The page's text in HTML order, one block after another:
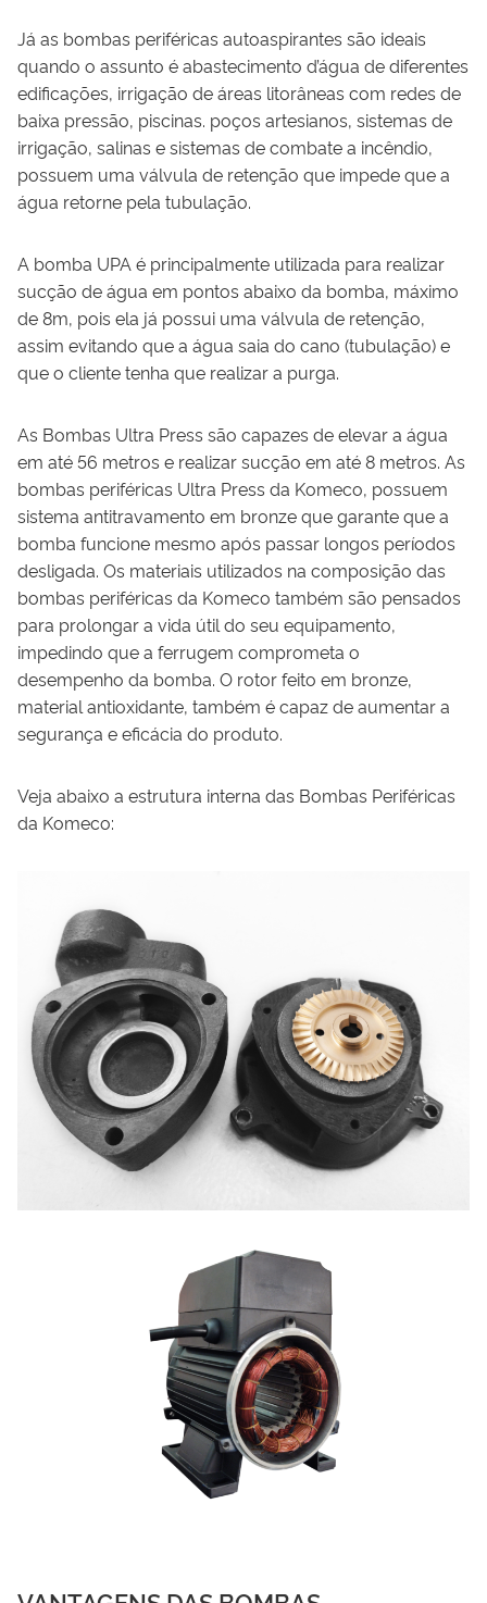
Já as bombas periféricas autoaspirantes são ideais
quando o assunto é abastecimento d’água de diferentes
edificações, irrigação de áreas litorâneas com redes de
baixa pressão, piscinas. poços artesianos, sistemas de
irrigação, salinas e sistemas de combate a incêndio,
possuem uma válvula de retenção que impede que a
água retorne pela tubulação.
A bomba UPA é principalmente utilizada para realizar
sucção de água em pontos abaixo da bomba, máximo
de 8m, pois ela já possui uma válvula de retenção,
assim evitando que a água saia do cano (tubulação) e
que o cliente tenha que realizar a purga.
As Bombas Ultra Press são capazes de elevar a água
em até 56 metros e realizar sucção em até 8 metros. As
bombas periféricas Ultra Press da Komeco, possuem
sistema antitravamento em bronze que garante que a
bomba funcione mesmo após passar longos períodos
desligada. Os materiais utilizados na composição das
bombas periféricas da Komeco também são pensados
para prolongar a vida útil do seu equipamento,
impedindo que a ferrugem comprometa o
desempenho da bomba. O rotor feito em bronze,
material antioxidante, também é capaz de aumentar a
segurança e eficácia do produto.
Veja abaixo a estrutura interna das Bombas Periféricas
da Komeco: